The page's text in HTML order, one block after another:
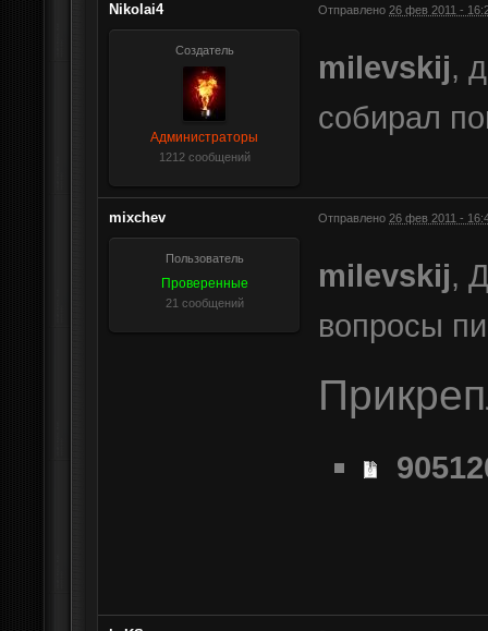
Nikolai4 Отправлено 26 фев 2011 -
Создатель
Администраторы
1212 сообщений
milevskij,
собирал
mixchev Отправлено 26 фев 2011 -
Пользователь
Проверенные
21 сообщений
milevskij,
вопросы